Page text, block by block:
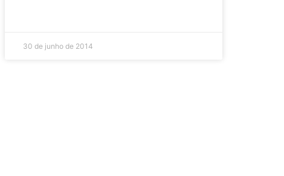
30 de junho de 2014